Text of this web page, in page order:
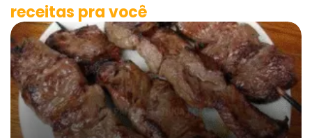
receitas pra você